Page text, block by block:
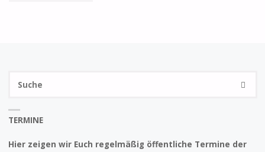
SUCHE
TERMINE
Hier zeigen wir Euch regelmäßig öffentliche Termine der